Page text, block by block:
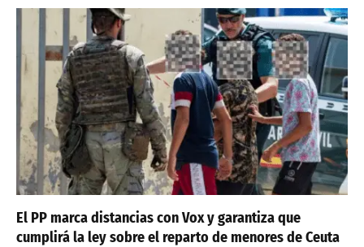
El PP marca distancias con Vox y garantiza que
cumplirá la ley sobre el reparto de menores de Ceuta